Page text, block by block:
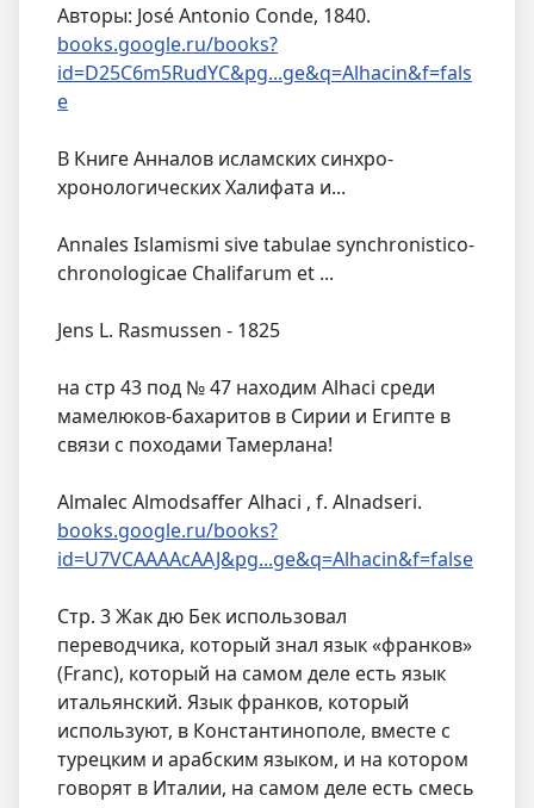
Авторы: José Antonio Conde, 1840.
books.google.ru/books?
id=D25C6m5RudYC&pg...ge&q=Alhacin&f=fals
e
В Книге Анналов исламских синхро-
хронологических Халифата и...
Annales Islamismi sive tabulae synchronistico-
chronologicae Chalifarum et ...
Jens L. Rasmussen - 1825
на стр 43 под № 47 находим Alhaci среди
мамелюков-бахаритов в Сирии и Египте в
связи с походами Тамерлана!
Almalec Almodsaffer Alhaci , f. Alnadseri.
books.google.ru/books?
id=U7VCAAAAcAAJ&pg...ge&q=Alhacin&f=false
Стр. 3 Жак дю Бек использовал
переводчика, который знал язык «франков»
(Franc), который на самом деле есть язык
итальянский. Язык франков, который
используют, в Константинополе, вместе с
турецким и арабским языком, и на котором
говорят в Италии, на самом деле есть смесь